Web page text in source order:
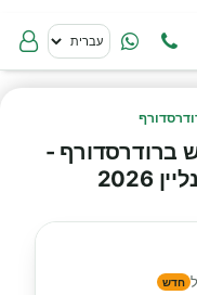
ברודרסדורף -
2026
חדש